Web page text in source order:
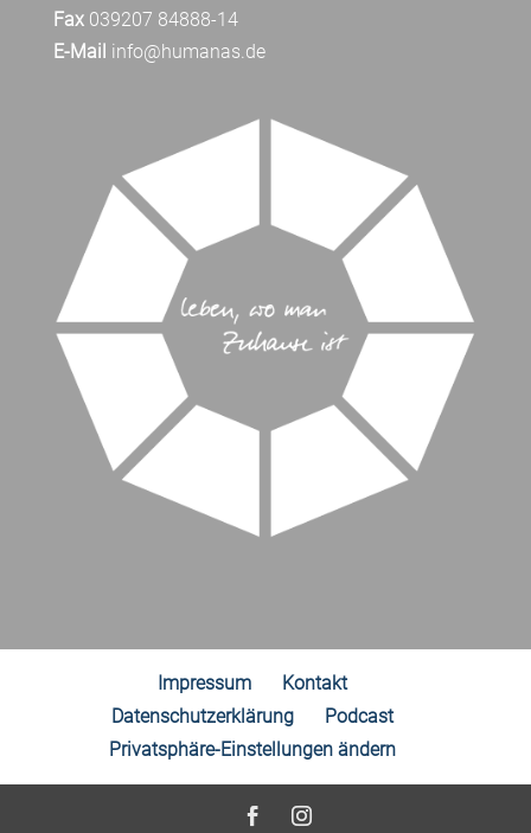
Fax039207 84888-14
E-Mail info@humanas.de
Impressum
Kontakt
Datenschutzerklärung
Podcast
Privatsphäre-Einstellungen ändern